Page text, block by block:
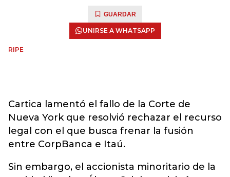
GUARDAR
UNIRSE A WHATSAPP
RIPE
Cartica lamentó el fallo de la Corte de
Nueva York que resolvió rechazar el recurso
legal con el que busca frenar la fusión
entre CorpBanca e Itaú.
Sin embargo, el accionista minoritario de la